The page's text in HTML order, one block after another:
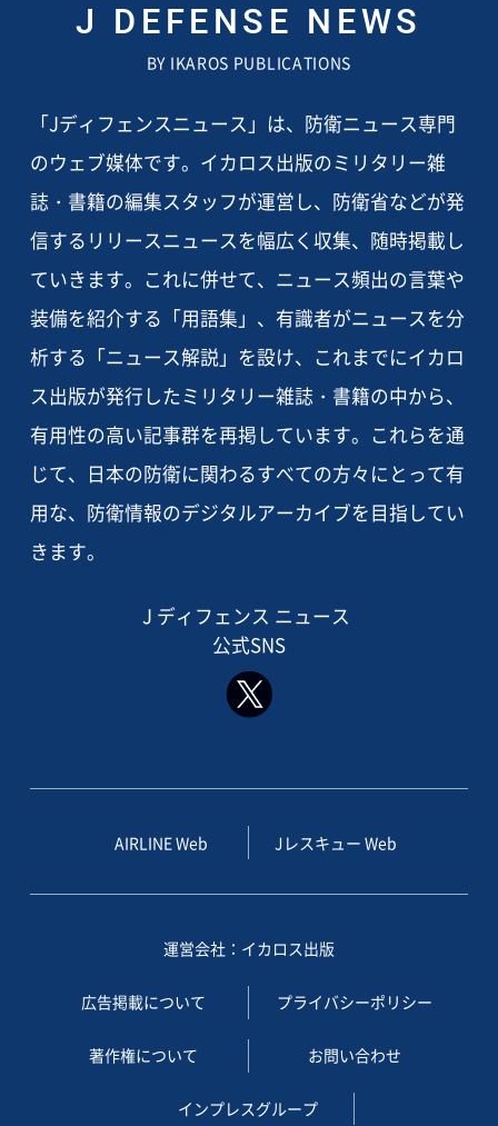
J DEFENSE NEWS
BY IKAROS PUBLICATIONS
「Jディフェンスニュース」は、防衛ニュース専門
のウェブ媒体です。イカロス出版のミリタリー雑
誌・書籍の編集スタッフが運営し、防衛省などが発
信するリリースニュースを幅広く収集、随時掲載し
ていきます。これに併せて、ニュース頻出の言葉や
装備を紹介する「用語集」、有識者がニュースを分
析する「ニュース解説」を設け、これまでにイカロ
ス出版が発行したミリタリー雑誌・書籍の中から、
有用性の高い記事群を再掲しています。これらを通
じて、日本の防衛に関わるすべての方々にとって有
用な、防衛情報のデジタルアーカイブを目指してい
きます。
J ディフェンス ニュース
公式SNS
AIRLINE Web Jレスキュー Web
運営会社：イカロス出版
広告掲載について プライバシーポリシー
著作権について お問い合わせ
インプレスグループ